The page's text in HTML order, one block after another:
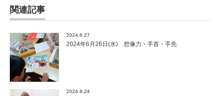
関連記事
2024.6.27
2024年6月26日(水) 想像力・手首・手先
2024.8.24